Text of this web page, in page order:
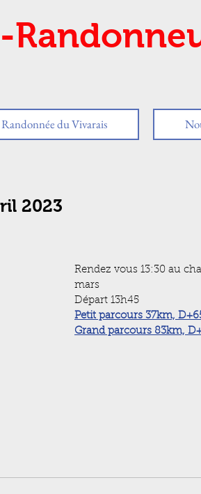
Randonnée du Vivarais
2023
Rendez vous 13:30 au
mars
Départ 13h45
Petit parcours 37km,
Grand parcours 83km,